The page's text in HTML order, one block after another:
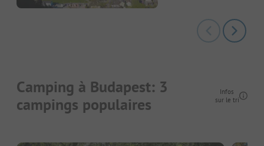
Camping à Budapest: 3
campings populaires
Infos
sur le tri